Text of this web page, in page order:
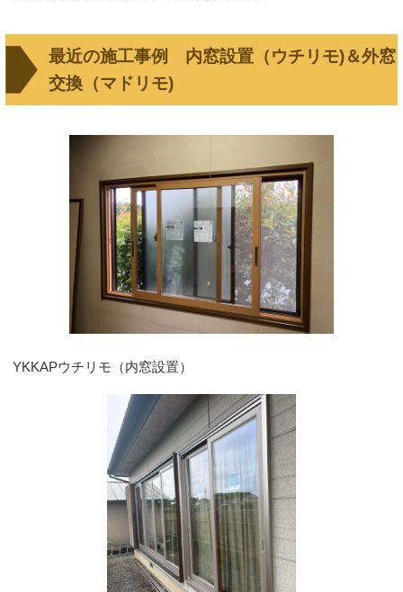
最近の施工事例 内窓設置（ウチリモ)＆外窓
交換（マドリモ)
YKKAPウチリモ（内窓設置）